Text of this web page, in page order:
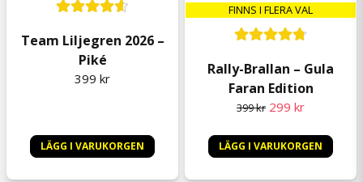
Team Liljegren 2026 –
Piké
399 kr
LÄGG I VARUKORGEN
FINNS I FLERA VAL
Rally-Brallan – Gula
Faran Edition
399 kr 299 kr
LÄGG I VARUKORGEN